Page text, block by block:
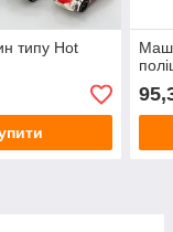
типу Hot